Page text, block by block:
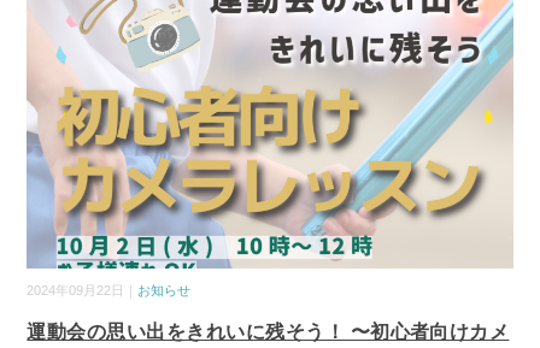
2024年09月22日｜ お知らせ
運動会の思い出をきれいに残そう！ 〜初心者向けカメ